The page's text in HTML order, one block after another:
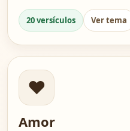
20 versículos Ver tema
❤️
Amor